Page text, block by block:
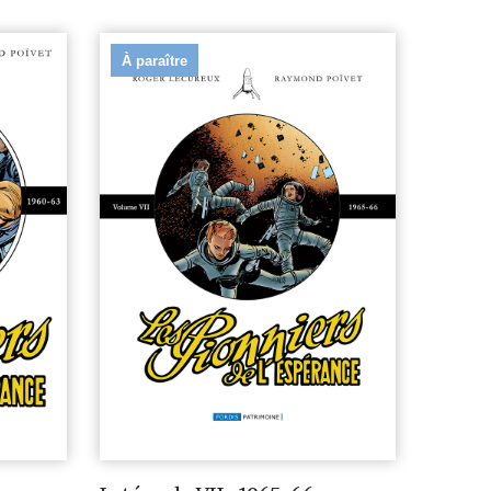
À paraître